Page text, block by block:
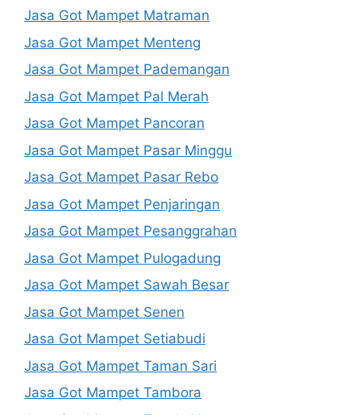
Jasa Got Mampet Matraman
Jasa Got Mampet Menteng
Jasa Got Mampet Pademangan
Jasa Got Mampet Pal Merah
Jasa Got Mampet Pancoran
Jasa Got Mampet Pasar Minggu
Jasa Got Mampet Pasar Rebo
Jasa Got Mampet Penjaringan
Jasa Got Mampet Pesanggrahan
Jasa Got Mampet Pulogadung
Jasa Got Mampet Sawah Besar
Jasa Got Mampet Senen
Jasa Got Mampet Setiabudi
Jasa Got Mampet Taman Sari
Jasa Got Mampet Tambora